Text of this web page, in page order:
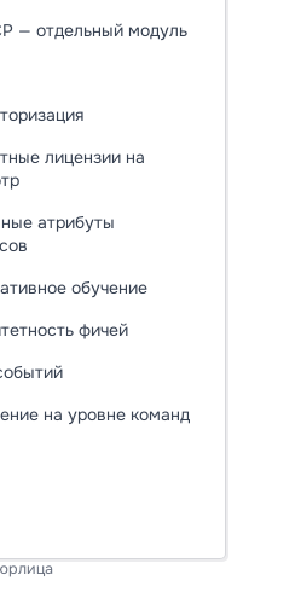
— отдельный модуль
лицензии на
атрибуты
обучение
фичей
на уровне команд